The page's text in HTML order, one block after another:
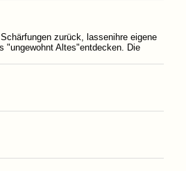
zurück, lassenihre eigene
"ungewohnt Altes"entdecken. Die